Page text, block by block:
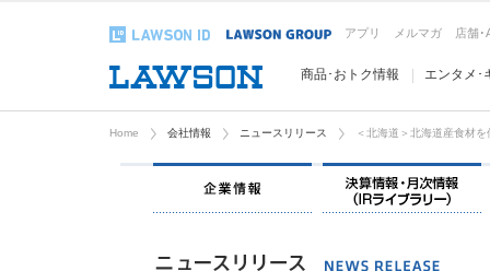
アプリ メルマガ 店舗･
商品･おトク情報 エンタメ･
Home 会社情報 ニュースリリース ＜北海道＞北海道産食材
企業情報